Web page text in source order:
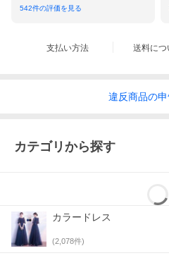
542件の評価を見る
支払い方法 送料につ
違反商品の
カテゴリから探す
カラードレス
(2,078件)